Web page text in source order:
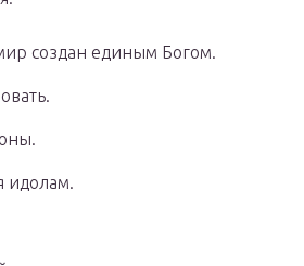
создан единым Богом.
идолам.